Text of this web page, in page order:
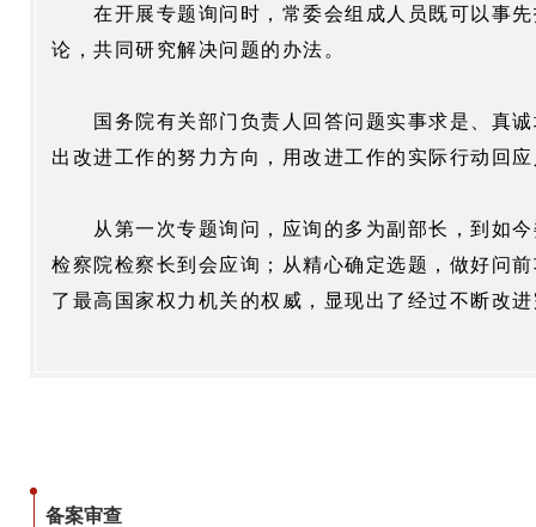
在开展专题询问时，常委会组成人员既可以事
论，共同研究解决问题的办法。
国务院有关部门负责人回答问题实事求是、真
出改进工作的努力方向，用改进工作的实际行动回
从第一次专题询问，应询的多为副部长，到如
检察院检察长到会应询；从精心确定选题，做好问
了最高国家权力机关的权威，显现出了经过不断改
备案审查